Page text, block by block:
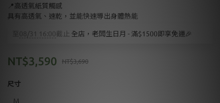
📍高透氣紙質觸感
具有高透氣、速乾，並能快速導出身體熱能
08/31 16:00截止 全店，老闆生日月 - 滿$1500即享免運🎉
NT$3,690
NT$3,590
尺寸